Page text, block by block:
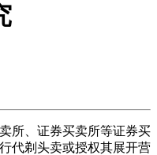
、证券买卖所等证券买
代剃头卖或授权其展开营